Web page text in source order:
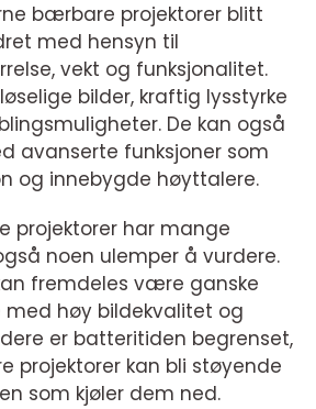
bærbare projektorer blitt
med hensyn til
vekt og funksjonalitet.
bilder, kraftig lysstyrke
De kan også
avanserte funksjoner som
og innebygde høyttalere.
projektorer har mange
noen ulemper å vurdere.
fremdeles være ganske
med høy bildekvalitet og
er batteritiden begrenset,
projektorer kan bli støyende
som kjøler dem ned.